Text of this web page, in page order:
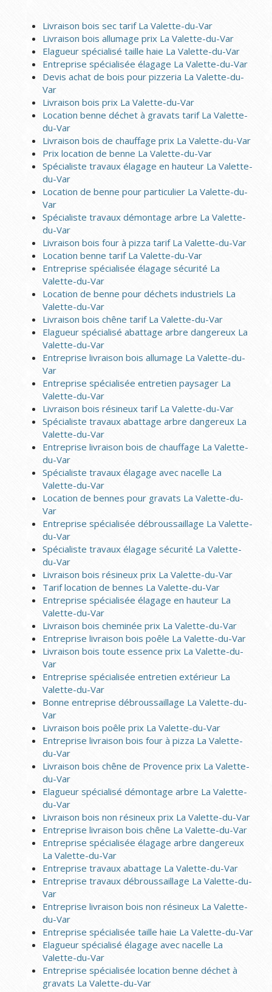
Livraison bois sec tarif La Valette-du-Var
Livraison bois allumage prix La Valette-du-Var
Elagueur spécialisé taille haie La Valette-du-Var
Entreprise spécialisée élagage La Valette-du-Var
Devis achat de bois pour pizzeria La Valette-du-
Var
Livraison bois prix La Valette-du-Var
Location benne déchet à gravats tarif La Valette-
du-Var
Livraison bois de chauffage prix La Valette-du-Var
Prix location de benne La Valette-du-Var
Spécialiste travaux élagage en hauteur La Valette-
du-Var
Location de benne pour particulier La Valette-du-
Var
Spécialiste travaux démontage arbre La Valette-
du-Var
Livraison bois four à pizza tarif La Valette-du-Var
Location benne tarif La Valette-du-Var
Entreprise spécialisée élagage sécurité La
Valette-du-Var
Location de benne pour déchets industriels La
Valette-du-Var
Livraison bois chêne tarif La Valette-du-Var
Elagueur spécialisé abattage arbre dangereux La
Valette-du-Var
Entreprise livraison bois allumage La Valette-du-
Var
Entreprise spécialisée entretien paysager La
Valette-du-Var
Livraison bois résineux tarif La Valette-du-Var
Spécialiste travaux abattage arbre dangereux La
Valette-du-Var
Entreprise livraison bois de chauffage La Valette-
du-Var
Spécialiste travaux élagage avec nacelle La
Valette-du-Var
Location de bennes pour gravats La Valette-du-
Var
Entreprise spécialisée débroussaillage La Valette-
du-Var
Spécialiste travaux élagage sécurité La Valette-
du-Var
Livraison bois résineux prix La Valette-du-Var
Tarif location de bennes La Valette-du-Var
Entreprise spécialisée élagage en hauteur La
Valette-du-Var
Livraison bois cheminée prix La Valette-du-Var
Entreprise livraison bois poêle La Valette-du-Var
Livraison bois toute essence prix La Valette-du-
Var
Entreprise spécialisée entretien extérieur La
Valette-du-Var
Bonne entreprise débroussaillage La Valette-du-
Var
Livraison bois poêle prix La Valette-du-Var
Entreprise livraison bois four à pizza La Valette-
du-Var
Livraison bois chêne de Provence prix La Valette-
du-Var
Elagueur spécialisé démontage arbre La Valette-
du-Var
Livraison bois non résineux prix La Valette-du-Var
Entreprise livraison bois chêne La Valette-du-Var
Entreprise spécialisée élagage arbre dangereux
La Valette-du-Var
Entreprise travaux abattage La Valette-du-Var
Entreprise travaux débroussaillage La Valette-du-
Var
Entreprise livraison bois non résineux La Valette-
du-Var
Entreprise spécialisée taille haie La Valette-du-Var
Elagueur spécialisé élagage avec nacelle La
Valette-du-Var
Entreprise spécialisée location benne déchet à
gravats La Valette-du-Var